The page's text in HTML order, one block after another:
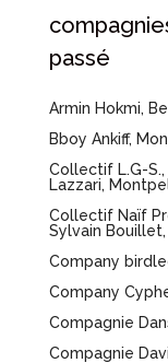
passé
Armin Hokmi,
Bboy Ankiff,
Collectif L.G-
Lazzari,
Collectif Naïf
Sylvain
Company
Company
Compagnie
Compagnie